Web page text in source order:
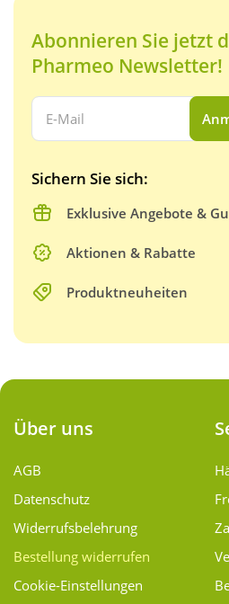
Abonnieren Sie jetzt
Pharmeo Newsletter!
Ihre E-Mail Adresse:
Sichern Sie sich:
Exklusive Angebote &
Aktionen & Rabatte
Produktneuheiten
Über uns
AGB
Datenschutz
Widerrufsbelehrung
Bestellung widerrufen
Cookie-Einstellungen